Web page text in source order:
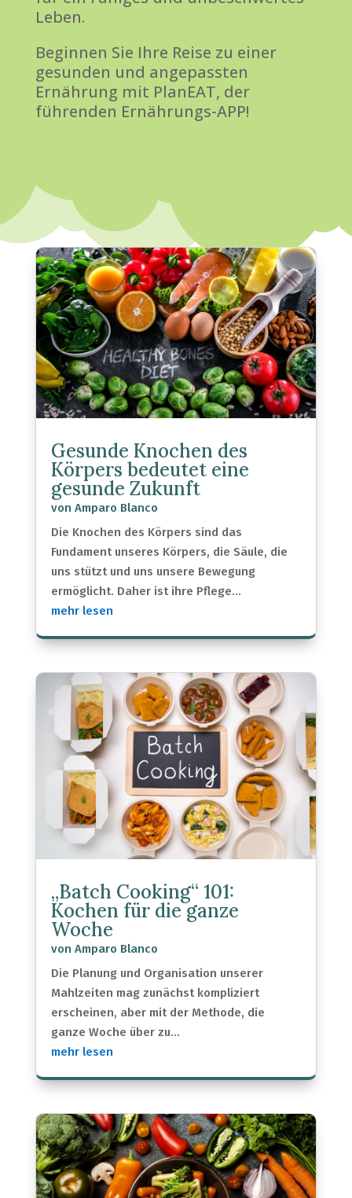
Leben.
Beginnen Sie Ihre Reise zu einer
gesunden und angepassten
Ernährung mit PlanEAT, der
führenden Ernährungs-APP!
Gesunde Knochen des
Körpers bedeutet eine
gesunde Zukunft
von Amparo Blanco
Die Knochen des Körpers sind das
Fundament unseres Körpers, die Säule, die
uns stützt und uns unsere Bewegung
ermöglicht. Daher ist ihre Pflege...
mehr lesen
„Batch Cooking“ 101:
Kochen für die ganze
Woche
von Amparo Blanco
Die Planung und Organisation unserer
Mahlzeiten mag zunächst kompliziert
erscheinen, aber mit der Methode, die
ganze Woche über zu...
mehr lesen